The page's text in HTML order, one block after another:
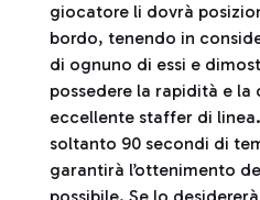
giocatore li dovrà
bordo, tenendo in
di ognuno di essi e
possedere la rapidità e la
eccellente staffer di
soltanto 90 secondi di
garantirà l’ottenimento